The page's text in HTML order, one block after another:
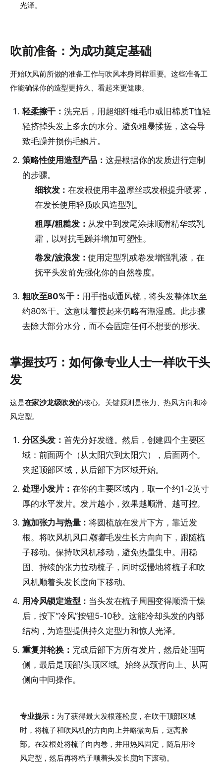
光泽。
吹前准备：为成功奠定基础
开始吹风前所做的准备工作与吹风本身同样重要。这些准备工
作能确保你的造型更持久、看起来更健康。
轻柔擦干： 洗完后，用超细纤维毛巾或旧棉质T恤轻
轻挤掉头发上多余的水分。避免粗暴揉搓，这会导
致毛躁并损伤毛鳞片。
策略性使用造型产品： 这是根据你的发质进行定制
的步骤。
细软发：在发根使用丰盈摩丝或发根提升喷雾，
在发长使用轻质吹风造型乳。
粗厚/粗糙发： 从发中到发尾涂抹顺滑精华或乳
霜，以对抗毛躁并增加可塑性。
卷发/波浪发：使用定型乳或卷发增强乳液，在
抚平头发前先强化你的自然卷度。
粗吹至80%干： 用手指或通风梳，将头发整体吹至
约80%干。这意味着摸起来仍略有潮湿感。此步骤
去除大部分水分，而不会固定任何不想要的形状。
掌握技巧：如何像专业人士一样吹干头
发
这是在家沙龙级吹发的核心。关键原则是张力、热风方向和冷
风定型。
分区头发： 首先分好发缝。然后，创建四个主要区
域：前面两个（从太阳穴到太阳穴），后面两个。
夹起顶部区域，从后部下方区域开始。
处理小发片： 在你的主要区域内，取一个约1-2英寸
厚的水平发片。发片越小，效果越顺滑、越可控。
施加张力与热量：将圆梳放在发片下方，靠近发
根。将吹风机风口 顺着毛发生长方向向下，跟随梳
子移动。保持吹风机移动，避免热量集中。用稳
固、持续的张力拉动梳子，同时缓慢地将梳子和吹
风机顺着头发长度向下移动。
用冷风锁定造型： 当头发在梳子周围变得顺滑干燥
后，按下“冷风”按钮5-10秒。这能冷却头发的内部
结构，为造型提供持久定型力和惊人光泽。
重复并轮换： 完成后部下方所有发片，然后处理两
侧，最后是顶部/头顶区域。始终从颈背向上、从两
侧向中间操作。
专业提示： 为了获得最大发根蓬松度，在吹干顶部区域
时，将梳子和吹风机的方向向上并略微向后，远离脸
部。在发根处将梳子向内卷，并用热风固定，随后用冷
风定型，然后再将梳子顺着头发长度向下滚动。